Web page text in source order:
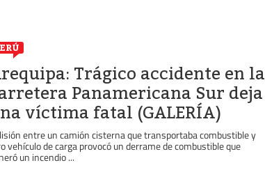
Trágico accidente en la
Panamericana Sur deja
víctima fatal (GALERÍA)
entre un camión cisterna que transportaba combustible y
vehículo de carga provocó un derrame de combustible que
un incendio ...